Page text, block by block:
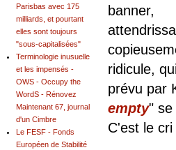
banner,
ridicule,
prévu par
empty" se
C'est le
Parisbas avec 175
milliards, et pourtant
elles sont toujours
"sous-capitalisées"
Terminologie inusuelle
et les impensés -
OWS - Occupy the
WordS - Rénovez
Maintenant 67, journal
d'un Cimbre
Le FESF - Fonds
Européen de Stabilité